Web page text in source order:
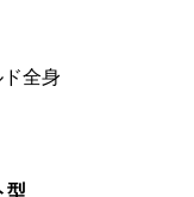
全身
型